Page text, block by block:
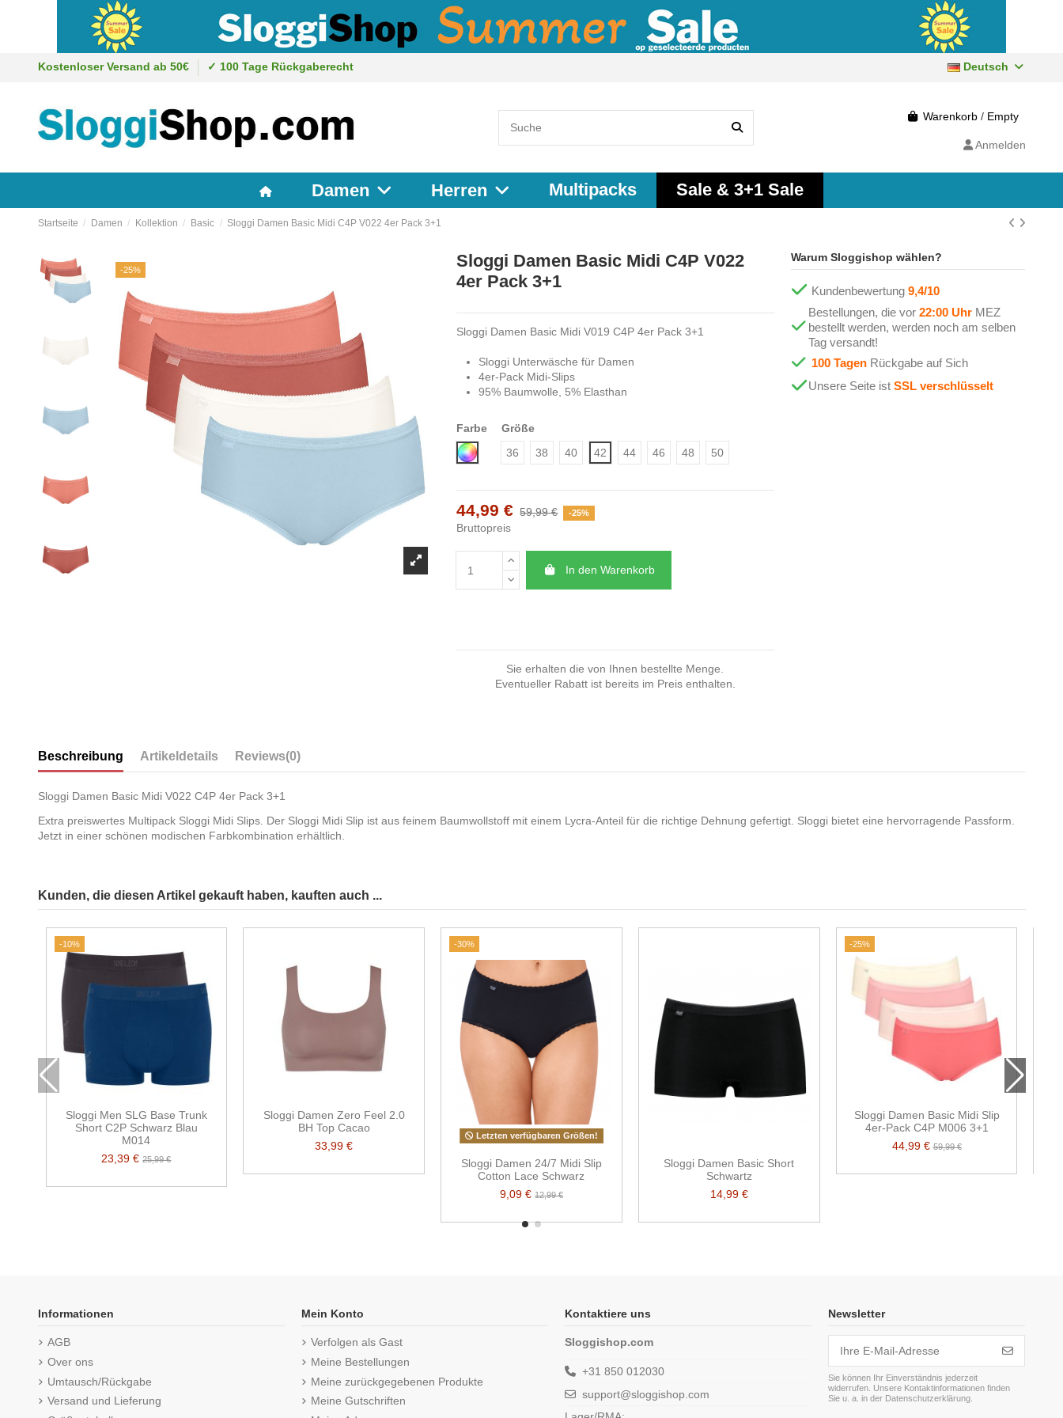
Kostenloser Versand ab 50€ ✓ 100 Tage Rückgaberecht Deutsch
Warenkorb / Empty
Anmelden
Damen Herren Multipacks Sale & 3+1 Sale
Startseite Damen Kollektion Basic Sloggi Damen Basic Midi C4P V022 4er Pack 3+1
-25%
Sloggi Damen Basic Midi C4P V022
4er Pack 3+1
Sloggi Damen Basic Midi V019 C4P 4er Pack 3+1
Sloggi Unterwäsche für Damen
4er-Pack Midi-Slips
95% Baumwolle, 5% Elasthan
Farbe
Mix
Größe
36
38 40 42 44 46 48 50
44,99 € 59,99 € -25%
Bruttopreis
In den Warenkorb
Sie erhalten die von Ihnen bestellte Menge.
Eventueller Rabatt ist bereits im Preis enthalten.
Warum Sloggishop wählen?
Kundenbewertung 9,4/10
Bestellungen, die vor 22:00 UhrMEZ
bestellt werden, werden noch am selben
Tag versandt!
100 TagenRückgabe auf Sich
Unsere Seite ist SSL verschlüsselt
Beschreibung Artikeldetails Reviews(0)
Sloggi Damen Basic Midi V022 C4P 4er Pack 3+1
Extra preiswertes Multipack Sloggi Midi Slips. Der Sloggi Midi Slip ist aus feinem Baumwollstoff mit einem Lycra-Anteil für die richtige Dehnung gefertigt. Sloggi bietet eine hervorragende Passform.
Jetzt in einer schönen modischen Farbkombination erhältlich.
Kunden, die diesen Artikel gekauft haben, kauften auch ...
-10%
Sloggi Men SLG Base Trunk
Short C2P Schwarz Blau
M014
23,39 €25,99 €
Sloggi Damen Zero Feel 2.0
BH Top Cacao
33,99 €
-30%
Letzten verfügbaren Größen!
Sloggi Damen 24/7 Midi Slip
Cotton Lace Schwarz
9,09 € 12,99 €
Sloggi Damen Basic Short
Schwartz
14,99 €
-25%
Sloggi Damen Basic Midi Slip
4er-Pack C4P M006 3+1
44,99 €59,99 €
Informationen
AGB
Over ons
Umtausch/Rückgabe
Versand und Lieferung
Mein Konto
Verfolgen als Gast
Meine Bestellungen
Meine zurückgegebenen Produkte
Meine Gutschriften
Kontaktiere uns
Sloggishop.com
+31 850 012030
support@sloggishop.com
Newsletter
Sie können Ihr Einverständnis jederzeit
widerrufen. Unsere Kontaktinformationen finden
Sie u. a. in der Datenschutzerklärung.